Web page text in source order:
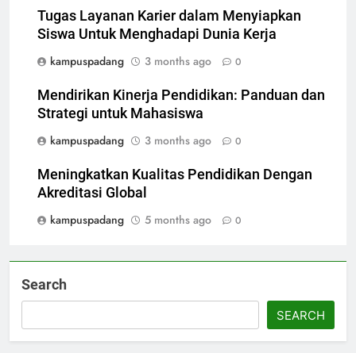
Tugas Layanan Karier dalam Menyiapkan
Siswa Untuk Menghadapi Dunia Kerja
kampuspadang
3 months ago 0
Mendirikan Kinerja Pendidikan: Panduan dan
Strategi untuk Mahasiswa
kampuspadang
3 months ago 0
Meningkatkan Kualitas Pendidikan Dengan
Akreditasi Global
kampuspadang
5 months ago 0
Search
SEARCH